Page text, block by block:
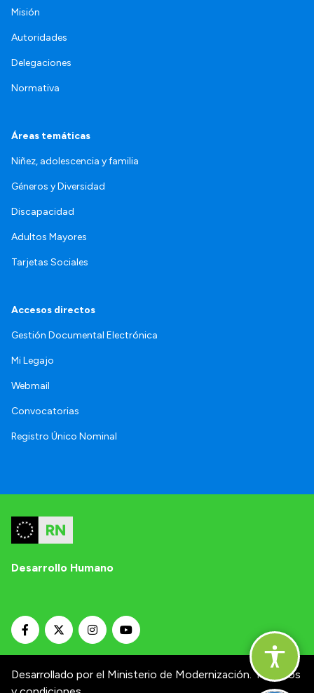
Misión
Autoridades
Delegaciones
Normativa
Áreas temáticas
Niñez, adolescencia y familia
Géneros y Diversidad
Discapacidad
Adultos Mayores
Tarjetas Sociales
Accesos directos
Gestión Documental Electrónica
Mi Legajo
Webmail
Convocatorias
Registro Único Nominal
Desarrollo Humano
Desarrollado por el Ministerio de Modernización. Términos